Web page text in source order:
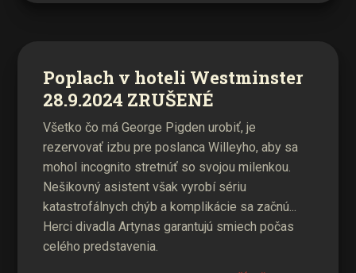
Poplach v hoteli Westminster
28.9.2024 ZRUŠENÉ
Všetko čo má George Pigden urobiť, je
rezervovať izbu pre poslanca Willeyho, aby sa
mohol incognito stretnúť so svojou milenkou.
Nešikovný asistent však vyrobí sériu
katastrofálnych chýb a komplikácie sa začnú...
Herci divadla Artynas garantujú smiech počas
celého predstavenia.